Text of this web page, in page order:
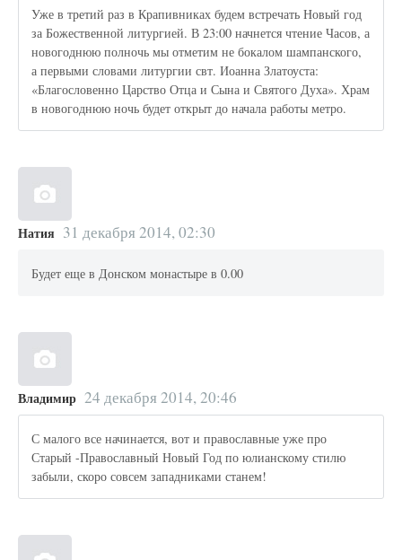
Уже в третий раз в Крапивниках будем встречать Новый год
за Божественной литургией. В 23:00 начнется чтение Часов, а
новогоднюю полночь мы отметим не бокалом шампанского,
а первыми словами литургии свт. Иоанна Златоуста:
«Благословенно Царство Отца и Сына и Святого Духа». Храм
в новогоднюю ночь будет открыт до начала работы метро.
Натия 31 декабря 2014, 02:30
Будет еще в Донском монастыре в 0.00
Владимир 24 декабря 2014, 20:46
С малого все начинается, вот и православные уже про
Старый -Православный Новый Год по юлианскому стилю
забыли, скоро совсем западниками станем!